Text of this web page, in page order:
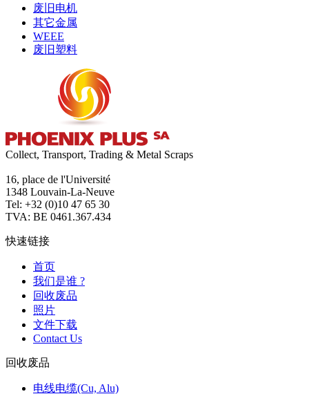
废旧电机
其它金属
WEEE
废旧塑料
Collect, Transport, Trading & Metal Scraps
16, place de l'Université
1348 Louvain-La-Neuve
Tel: +32 (0)10 47 65 30
TVA: BE 0461.367.434
快速链接
首页
我们是谁 ?
回收废品
照片
文件下载
Contact Us
回收废品
电线电缆(Cu, Alu)